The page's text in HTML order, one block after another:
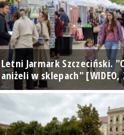
Letni Jarmark Szczeciński.
aniżeli w sklepach" [WIDEO,